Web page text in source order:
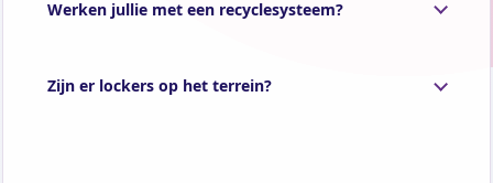
Werken jullie met een recyclesysteem?
Zijn er lockers op het terrein?